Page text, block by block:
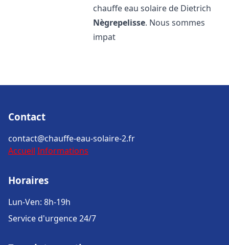
chauffe eau solaire de Dietrich
Nègrepelisse. Nous sommes
impat
Contact
contact@chauffe-eau-solaire-2.fr
Accueil Informations
Horaires
Lun-Ven: 8h-19h
Service d'urgence 24/7